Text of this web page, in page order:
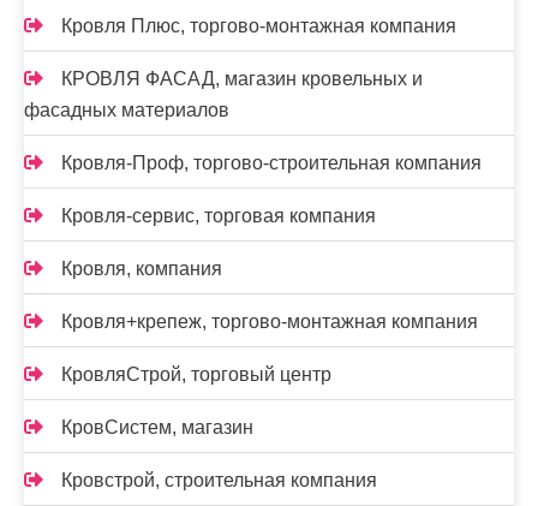
Кровля Плюс, торгово-монтажная компания
КРОВЛЯ ФАСАД, магазин кровельных и
фасадных материалов
Кровля-Проф, торгово-строительная компания
Кровля-сервис, торговая компания
Кровля, компания
Кровля+крепеж, торгово-монтажная компания
КровляСтрой, торговый центр
КровСистем, магазин
Кровстрой, строительная компания